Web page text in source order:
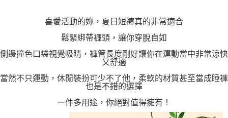
喜愛活動的妳，夏日短褲真的非常適合
鬆緊綁帶褲頭，讓你穿脫自如
側邊撞色口袋視覺吸睛，褲管長度剛好讓你在運動當中非常涼快
又舒適
當然不只運動，休閒裝扮可少不了他，柔軟的材質甚至當成睡褲
也是不錯的選擇
一件多用途，你絕對值得擁有！